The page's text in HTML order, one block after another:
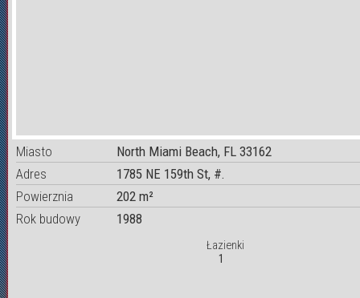
Miasto
North Miami Beach, FL 33162
Adres
1785 NE 159th St, #.
Powierznia
202 m²
Rok budowy
1988
Łazienki
1